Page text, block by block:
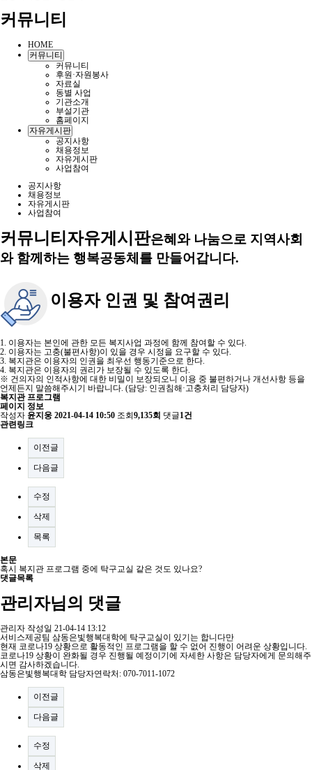
커뮤니티
HOME
커뮤니티
커뮤니티
후원·자원봉사
자료실
동별 사업
기관소개
부설기관
홈페이지
자유게시판
공지사항
채용정보
자유게시판
사업참여
공지사항
채용정보
자유게시판
사업참여
커뮤니티 자유게시판은혜와 나눔으로 지역사회
와 함께하는 행복공동체를 만들어갑니다.
이용자 인권 및 참여권리
1. 이용자는 본인에 관한 모든 복지사업 과정에 함께 참여할 수 있다.
2. 이용자는 고충(불편사항)이 있을 경우 시정을 요구할 수 있다.
3. 복지관은 이용자의 인권을 최우선 행동기준으로 한다.
4. 복지관은 이용자의 권리가 보장될 수 있도록 한다.
※ 건의자의 인적사항에 대한 비밀이 보장되오니 이용 중 불편하거나 개선사항 등을
언제든지 말씀해주시기 바랍니다. (담당: 인권침해·고충처리 담당자)
복지관 프로그램
페이지 정보
작성자 윤지웅 2021-04-14 10:50 조회 9,135회 댓글1건
관련링크
이전글
다음글
수정
삭제
목록
본문
혹시 복지관 프로그램 중에 탁구교실 같은 것도 있나요?
댓글목록
관리자님의 댓글
관리자 작성일 21-04-14 13:12
서비스제공팀 삼동은빛행복대학에 탁구교실이 있기는 합니다만
현재 코로나19 상황으로 활동적인 프로그램을 할 수 없어 진행이 어려운 상황입니다.
코로나19 상황이 완화될 경우 진행될 예정이기에 자세한 사항은 담당자에게 문의해주
시면 감사하겠습니다.
삼동은빛행복대학 담당자연락처: 070-7011-1072
이전글
다음글
수정
삭제